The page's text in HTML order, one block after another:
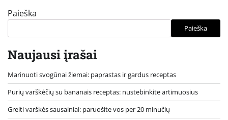
Paieška
Paieška
Naujausi įrašai
Marinuoti svogūnai žiemai: paprastas ir gardus receptas
Purių varškėčių su bananais receptas: nustebinkite artimuosius
Greiti varškės sausainiai: paruošite vos per 20 minučių